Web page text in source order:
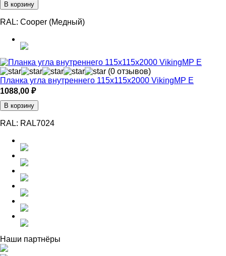
В корзину
RAL: Cooper (Медный)
(0 отзывов)
Планка угла внутреннего 115х115х2000 VikingMP E
1088,00 ₽
В корзину
RAL: RAL7024
Наши партнёры